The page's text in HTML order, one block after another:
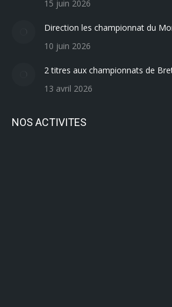
15 juin 2026
Direction les championnat du
10 juin 2026
2 titres aux championnats de
13 avril 2026
NOS ACTIVITES